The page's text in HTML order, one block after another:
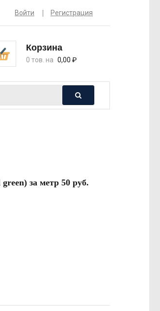
Войти Регистрация
Корзина
0 тов. на 0,00 ₽
за метр 50 руб.